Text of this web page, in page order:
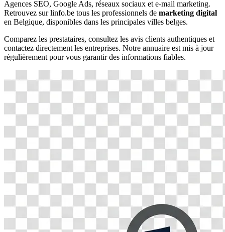
Agences SEO, Google Ads, réseaux sociaux et e-mail marketing.
Retrouvez sur linfo.be tous les professionnels de marketing digital
en Belgique, disponibles dans les principales villes belges.
Comparez les prestataires, consultez les avis clients authentiques et
contactez directement les entreprises. Notre annuaire est mis à jour
régulièrement pour vous garantir des informations fiables.